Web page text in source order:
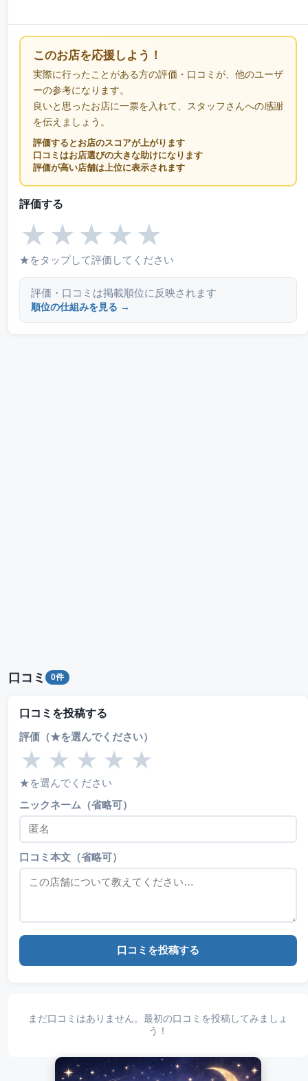
このお店を応援しよう！
実際に行ったことがある方の評価・口コミが、他のユーザ
ーの参考になります。
良いと思ったお店に一票を入れて、スタッフさんへの感謝
を伝えましょう。
評価するとお店のスコアが上がります
口コミはお店選びの大きな助けになります
評価が高い店舗は上位に表示されます
評価する
★ ★ ★ ★ ★
★をタップして評価してください
評価・口コミは掲載順位に反映されます
順位の仕組みを見る →
口コミ 0件
口コミを投稿する
評価（★を選んでください）
★ ★ ★ ★ ★
★を選んでください
ニックネーム（省略可）
口コミ本文（省略可）
口コミを投稿する
まだ口コミはありません。最初の口コミを投稿してみましょ
う！